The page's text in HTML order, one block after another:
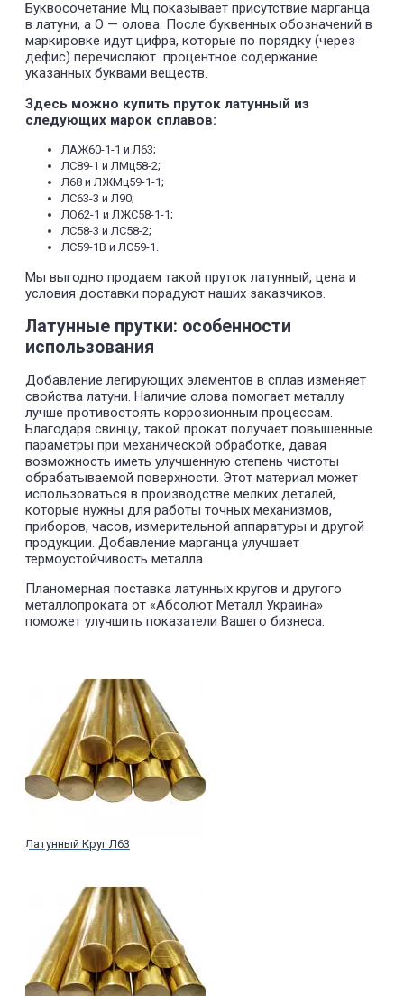
Буквосочетание Мц показывает присутствие марганца
в латуни, а O — олова. После буквенных обозначений в
маркировке идут цифра, которые по порядку (через
дефис) перечисляют процентное содержание
указанных буквами веществ.
Здесь можно купить пруток латунный из
следующих марок сплавов:
ЛАЖ60-1-1 и Л63;
ЛС89-1 и ЛМц58-2;
Л68 и ЛЖМц59-1-1;
ЛС63-3 и Л90;
ЛО62-1 и ЛЖС58-1-1;
ЛС58-3 и ЛС58-2;
ЛС59-1В и ЛС59-1.
Мы выгодно продаем такой пруток латунный, цена и
условия доставки порадуют наших заказчиков.
Латунные прутки: особенности
использования
Добавление легирующих элементов в сплав изменяет
свойства латуни. Наличие олова помогает металлу
лучше противостоять коррозионным процессам.
Благодаря свинцу, такой прокат получает повышенные
параметры при механической обработке, давая
возможность иметь улучшенную степень чистоты
обрабатываемой поверхности. Этот материал может
использоваться в производстве мелких деталей,
которые нужны для работы точных механизмов,
приборов, часов, измерительной аппаратуры и другой
продукции. Добавление марганца улучшает
термоустойчивость металла.
Планомерная поставка латунных кругов и другого
металлопроката от «Абсолют Металл Украина»
поможет улучшить показатели Вашего бизнеса.
Латунный Круг Л63